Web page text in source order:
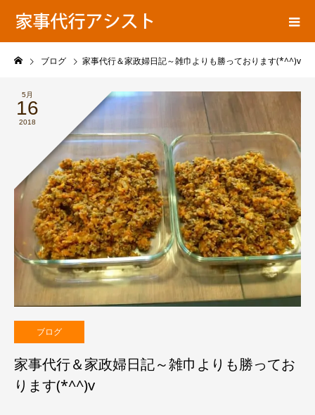
家事代行ブログ
シ
ス
ト
の
ブログ 家事代行＆家政婦日記～雑巾よりも勝っております(*^^)v
5月
16
2018
ブログ
家事代行＆家政婦日記～雑巾よりも勝ってお
ります(*^^)v